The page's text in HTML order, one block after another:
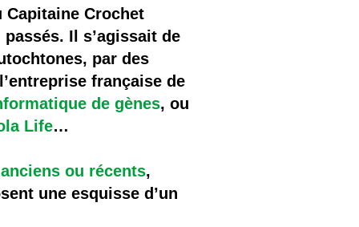
Capitaine Crochet
Il s’agissait de
par des
française de
de gènes, ou
Life…
ou récents,
une esquisse d’un